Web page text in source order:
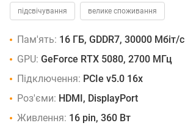
підсвічування велике споживання
Пам'ять: 16 ГБ, GDDR7, 30000 Мбіт/с
GPU: GeForce RTX 5080, 2700 МГц
Підключення: PCIe v5.0 16x
Роз'єми: HDMI, DisplayPort
Живлення: 16 pin, 360 Вт